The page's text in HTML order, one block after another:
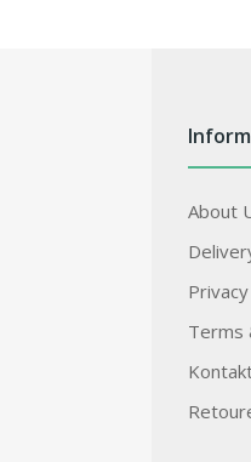
About
Terms